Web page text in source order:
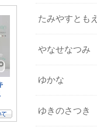
たみやすともえ
やなせなつみ
ゆかな
ゆきのさつき